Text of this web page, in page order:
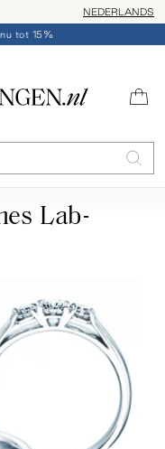
Advies: 020 -
NEDERLANDS
tot 15%
Lab-